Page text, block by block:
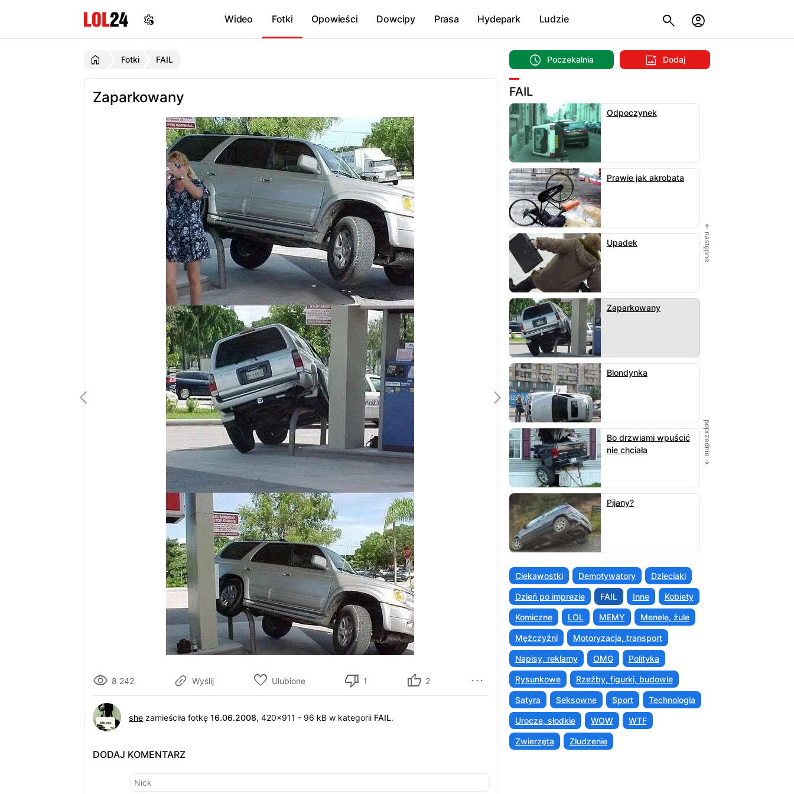
Wideo Fotki Opowieści Dowcipy Prasa Hydepark Ludzie
Fotki FAIL
Zaparkowany
8 242 Wyślij Ulubione 1 2
she zamieściła fotkę16.06.2008, 420x911 - 96 kB w kategorii FAIL.
DODAJ KOMENTARZ
Poczekalnia Dodaj
FAIL
Odpoczynek
Prawie jak akrobata
Upadek
Zaparkowany
Blondynka
Bo drzwiami wpuścić
nie chciała
Pijany?
← następne
poprzednie →
Ciekawostki Demotywatory Dzieciaki
Dzień po imprezie FAIL Inne Kobiety
Komiczne LOL MEMY Menele, żule
Mężczyźni Motoryzacja, transport
Napisy, reklamy OMG Polityka
Rysunkowe Rzeźby, figurki, budowle
Satyra Seksowne Sport Technologia
Urocze, słodkie WOW WTF
Zwierzęta Złudzenie